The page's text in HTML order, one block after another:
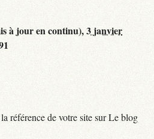
à jour en continu),3 janvier
référence de votre site sur Le blog